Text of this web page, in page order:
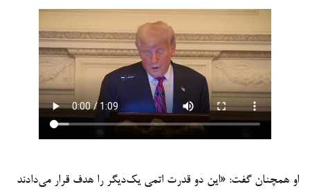
او همچنان گفت: «این دو قدرت اتمی یک‌دیگر را هدف قرار می‌دادند